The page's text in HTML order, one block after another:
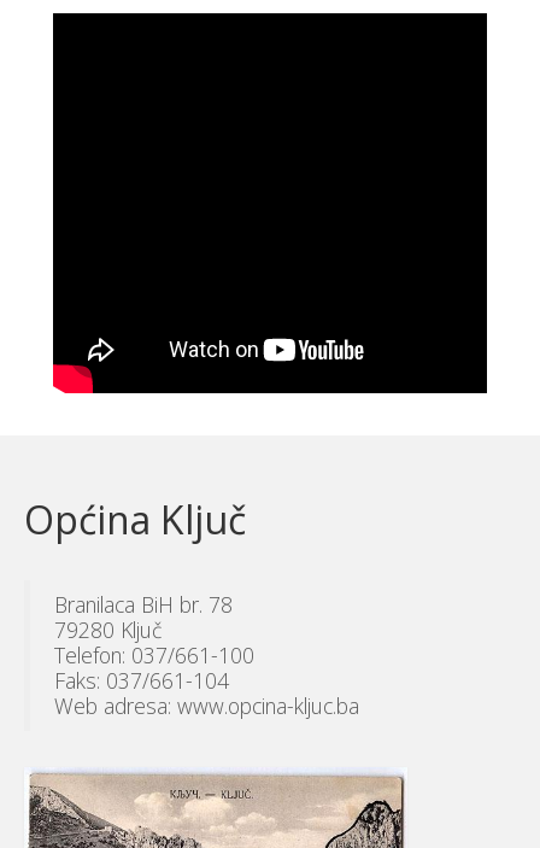
Općina Ključ
Branilaca BiH br. 78
79280 Ključ
Telefon: 037/661-100
Faks: 037/661-104
Web adresa: www.opcina-kljuc.ba